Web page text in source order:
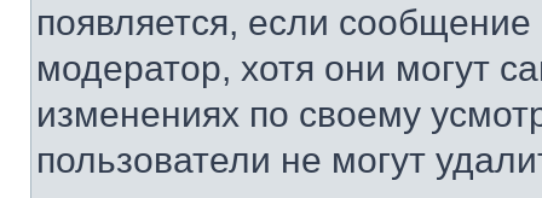
появляется, если
модератор, хотя они могут
изменениях по своему
пользователи не могут